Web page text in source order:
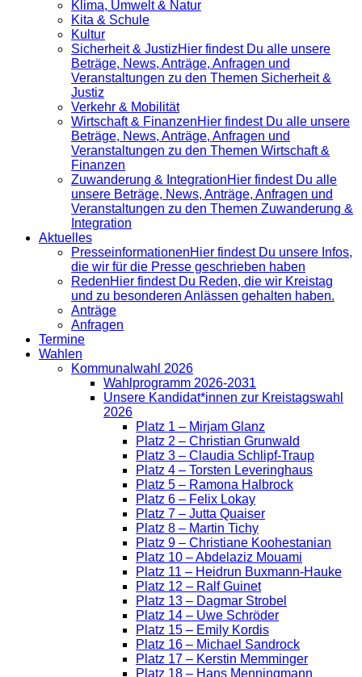
Klima, Umwelt & Natur
Kita & Schule
Kultur
Sicherheit & JustizHier findest Du alle unsere
Beträge, News, Anträge, Anfragen und
Veranstaltungen zu den Themen Sicherheit &
Justiz
Verkehr & Mobilität
Wirtschaft & FinanzenHier findest Du alle unsere
Beträge, News, Anträge, Anfragen und
Veranstaltungen zu den Themen Wirtschaft &
Finanzen
Zuwanderung & IntegrationHier findest Du alle
unsere Beträge, News, Anträge, Anfragen und
Veranstaltungen zu den Themen Zuwanderung &
Integration
Aktuelles
Presse­informationenHier findest Du unsere Infos,
die wir für die Presse geschrieben haben
RedenHier findest Du Reden, die wir Kreistag
und zu besonderen Anlässen gehalten haben.
Anträge
Anfragen
Termine
Wahlen
Kommunalwahl 2026
Wahlprogramm 2026-2031
Unsere Kandidat*innen zur Kreistagswahl
2026
Platz 1 – Mirjam Glanz
Platz 2 – Christian Grunwald
Platz 3 – Claudia Schlipf-Traup
Platz 4 – Torsten Leveringhaus
Platz 5 – Ramona Halbrock
Platz 6 – Felix Lokay
Platz 7 – Jutta Quaiser
Platz 8 – Martin Tichy
Platz 9 – Christiane Koohestanian
Platz 10 – Abdelaziz Mouami
Platz 11 – Heidrun Buxmann-Hauke
Platz 12 – Ralf Guinet
Platz 13 – Dagmar Strobel
Platz 14 – Uwe Schröder
Platz 15 – Emily Kordis
Platz 16 – Michael Sandrock
Platz 17 – Kerstin Memminger
Platz 18 – Hans Menningmann